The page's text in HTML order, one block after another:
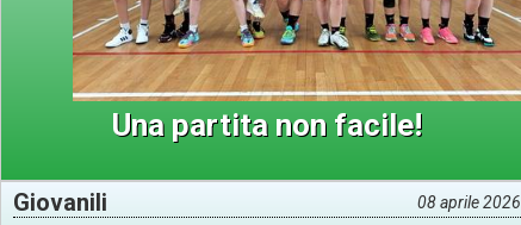
Una partita non facile!
Giovanili 08 aprile 2026